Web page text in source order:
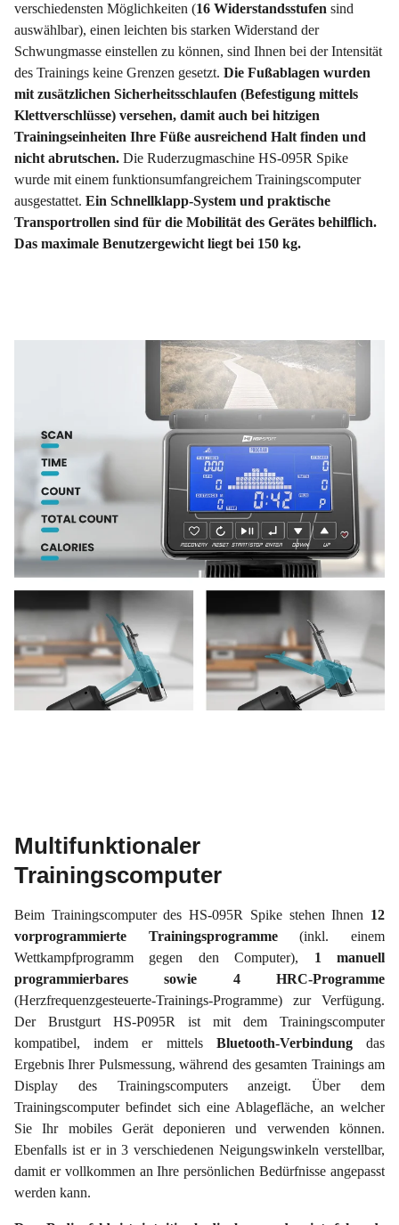
verschiedensten Möglichkeiten (16 Widerstandsstufen sind
auswählbar), einen leichten bis starken Widerstand der
Schwungmasse einstellen zu können, sind Ihnen bei der Intensität
des Trainings keine Grenzen gesetzt. Die Fußablagen wurden
mit zusätzlichen Sicherheitsschlaufen (Befestigung mittels
Klettverschlüsse) versehen, damit auch bei hitzigen
Trainingseinheiten Ihre Füße ausreichend Halt finden und
nicht abrutschen. Die Ruderzugmaschine HS-095R Spike
wurde mit einem funktionsumfangreichem Trainingscomputer
ausgestattet. Ein Schnellklapp-System und praktische
Transportrollen sind für die Mobilität des Gerätes behilflich.
Das maximale Benutzergewicht liegt bei 150 kg.
Multifunktionaler
Trainingscomputer
Beim Trainingscomputer des HS-095R Spike stehen Ihnen 12
vorprogrammierte Trainingsprogramme(inkl. einem
Wettkampfprogramm gegen den Computer), 1 manuell
programmierbares sowie 4 HRC-Programme
(Herzfrequenzgesteuerte-Trainings-Programme) zur Verfügung.
Der Brustgurt HS-P095R ist mit dem Trainingscomputer
kompatibel, indem er mittels Bluetooth-Verbindungdas
Ergebnis Ihrer Pulsmessung, während des gesamten Trainings am
Display des Trainingscomputers anzeigt. Über dem
Trainingscomputer befindet sich eine Ablagefläche, an welcher
Sie Ihr mobiles Gerät deponieren und verwenden können.
Ebenfalls ist er in 3 verschiedenen Neigungswinkeln verstellbar,
damit er vollkommen an Ihre persönlichen Bedürfnisse angepasst
werden kann.